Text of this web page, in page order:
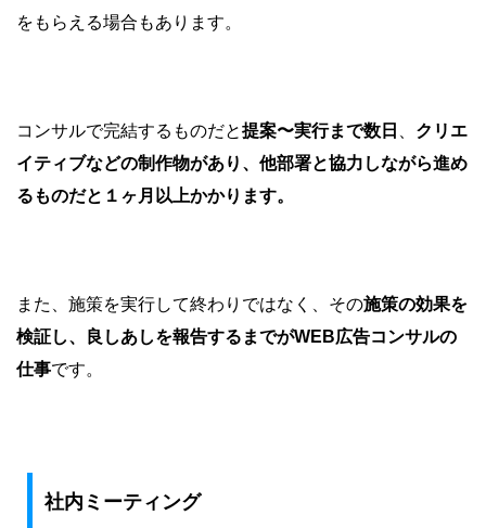
をもらえる場合もあります。
コンサルで完結するものだと提案〜実行まで数日
クリエ
イティブなどの制作物があり、他部署と協力しながら進め
るものだと１ヶ月以上かかります。
また、施策を実行して終わりではなく、その施策の効果を
検証し、良しあしを報告するまでがWEB広告コンサルの
仕事です。
社内ミーティング